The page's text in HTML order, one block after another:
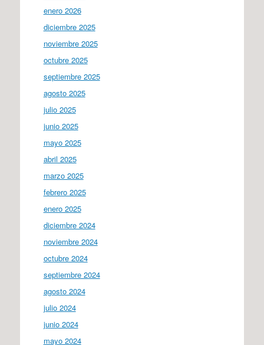
enero 2026
diciembre 2025
noviembre 2025
octubre 2025
septiembre 2025
agosto 2025
julio 2025
junio 2025
mayo 2025
abril 2025
marzo 2025
febrero 2025
enero 2025
diciembre 2024
noviembre 2024
octubre 2024
septiembre 2024
agosto 2024
julio 2024
junio 2024
mayo 2024